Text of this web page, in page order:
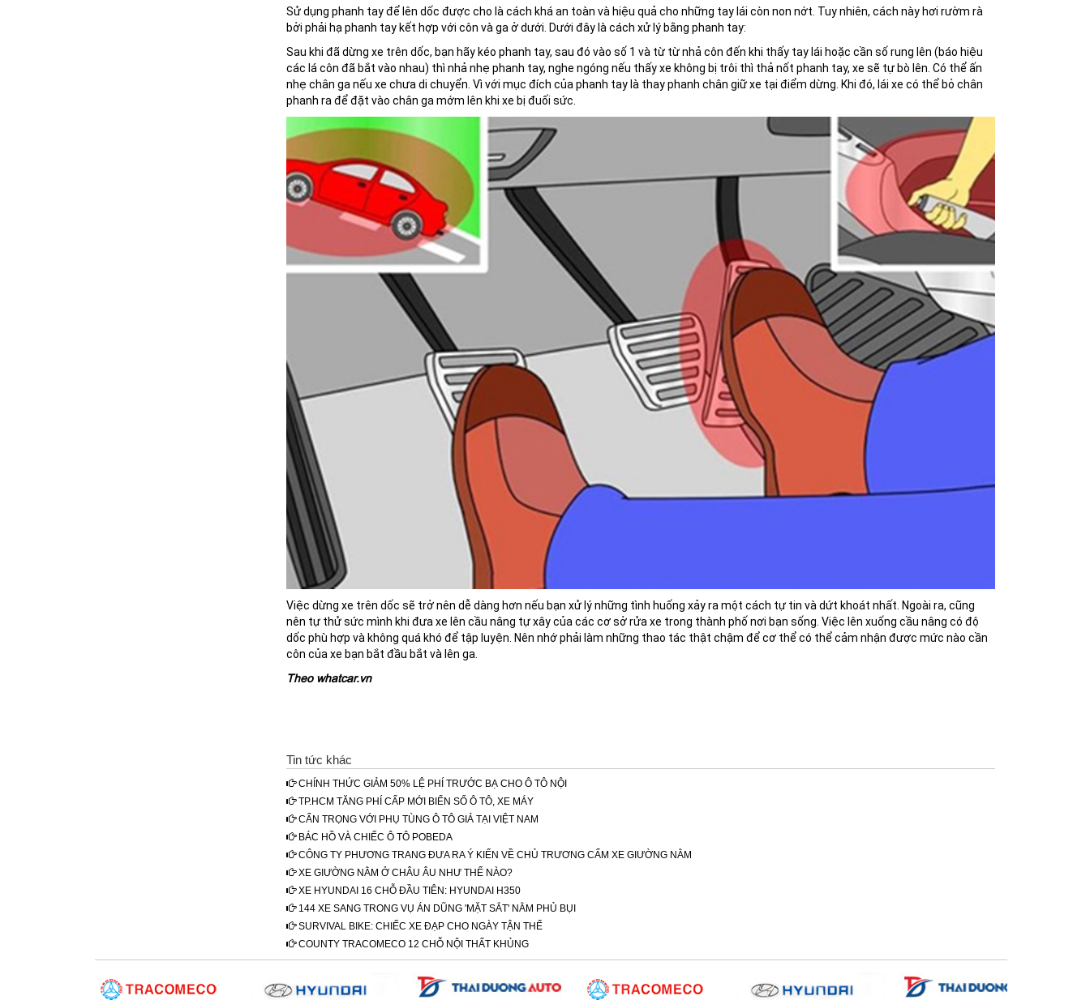
Sử dụng phanh tay để lên dốc được cho là cách khá an toàn và hiệu quả cho những tay lái còn non nớt. Tuy nhiên, cách này hơi rườm rà
bởi phải hạ phanh tay kết hợp với côn và ga ở dưới. Dưới đây là cách xử lý bằng phanh tay:
Sau khi đã dừng xe trên dốc, bạn hãy kéo phanh tay, sau đó vào số 1 và từ từ nhả côn đến khi thấy tay lái hoặc cần số rung lên (báo hiệu
các lá côn đã bắt vào nhau) thì nhả nhẹ phanh tay, nghe ngóng nếu thấy xe không bị trôi thì thả nốt phanh tay, xe sẽ tự bò lên. Có thể ấn
nhẹ chân ga nếu xe chưa di chuyển. Vì với mục đích của phanh tay là thay phanh chân giữ xe tại điểm dừng. Khi đó, lái xe có thể bỏ chân
phanh ra để đặt vào chân ga mớm lên khi xe bị đuối sức.
Việc dừng xe trên dốc sẽ trở nên dễ dàng hơn nếu bạn xử lý những tình huống xảy ra một cách tự tin và dứt khoát nhất. Ngoài ra, cũng
nên tự thử sức mình khi đưa xe lên cầu nâng tự xây của các cơ sở rửa xe trong thành phố nơi bạn sống. Việc lên xuống cầu nâng có độ
dốc phù hợp và không quá khó để tập luyện. Nên nhớ phải làm những thao tác thật chậm để cơ thể có thể cảm nhận được mức nào cần
côn của xe bạn bắt đầu bắt và lên ga.
Theo whatcar.vn
Tin tức khác
CHÍNH THỨC GIẢM 50% LỆ PHÍ TRƯỚC BẠ CHO Ô TÔ NỘI
TP.HCM TĂNG PHÍ CẤP MỚI BIỂN SỐ Ô TÔ, XE MÁY
CẨN TRỌNG VỚI PHỤ TÙNG Ô TÔ GIẢ TẠI VIỆT NAM
BÁC HỒ VÀ CHIẾC Ô TÔ POBEDA
CÔNG TY PHƯƠNG TRANG ĐƯA RA Ý KIẾN VỀ CHỦ TRƯƠNG CẤM XE GIƯỜNG NẰM
XE GIƯỜNG NẰM Ở CHÂU ÂU NHƯ THẾ NÀO?
XE HYUNDAI 16 CHỖ ĐẦU TIÊN: HYUNDAI H350
144 XE SANG TRONG VỤ ÁN DŨNG 'MẶT SẮT' NẰM PHỦ BỤI
SURVIVAL BIKE: CHIẾC XE ĐẠP CHO NGÀY TẬN THẾ
COUNTY TRACOMECO 12 CHỖ NỘI THẤT KHỦNG